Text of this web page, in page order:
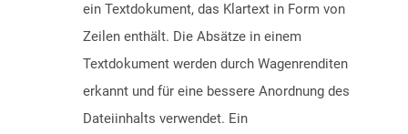
ein Textdokument, das Klartext in Form von
Zeilen enthält. Die Absätze in einem
Textdokument werden durch Wagenrenditen
erkannt und für eine bessere Anordnung des
Dateiinhalts verwendet. Ein